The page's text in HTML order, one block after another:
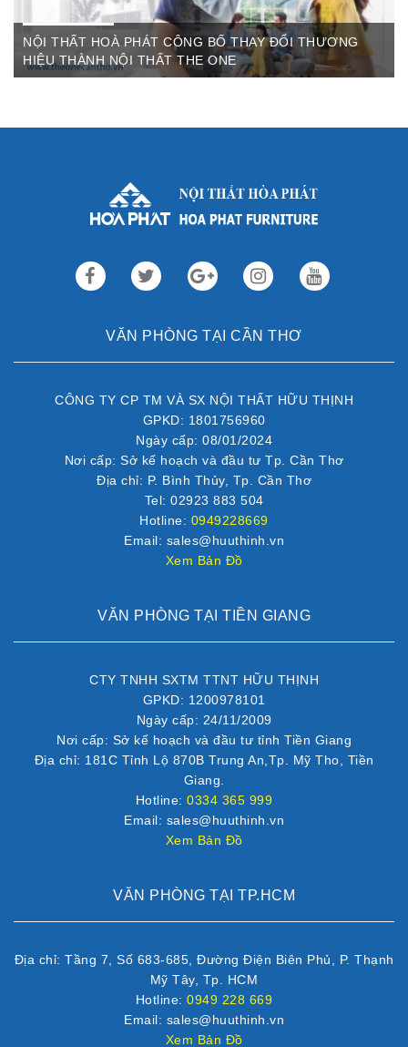
NỘI THẤT HOÀ PHÁT CÔNG BỐ THAY ĐỔI THƯƠNG
HIỆU THÀNH NỘI THẤT THE ONE
VĂN PHÒNG TẠI CẦN THƠ
CÔNG TY CP TM VÀ SX NỘI THẤT HỮU THỊNH
GPKD: 1801756960
Ngày cấp: 08/01/2024
Nơi cấp: Sở kế hoạch và đầu tư Tp. Cần Thơ
Địa chỉ: P. Bình Thủy, Tp. Cần Thơ
Tel: 02923 883 504
Hotline: 0949228669
Email: sales@huuthinh.vn
Xem Bản Đồ
VĂN PHÒNG TẠI TIỀN GIANG
CTY TNHH SXTM TTNT HỮU THỊNH
GPKD: 1200978101
Ngày cấp: 24/11/2009
Nơi cấp: Sở kế hoạch và đầu tư tỉnh Tiền Giang
Địa chỉ: 181C Tỉnh Lộ 870B Trung An,Tp. Mỹ Tho, Tiền
Giang.
Hotline:0334 365 999
Email: sales@huuthinh.vn
Xem Bản Đồ
VĂN PHÒNG TẠI TP.HCM
Địa chỉ: Tầng 7, Số 683-685, Đường Điện Biên Phủ, P. Thạnh
Mỹ Tây, Tp. HCM
Hotline:0949 228 669
Email: sales@huuthinh.vn
Xem Bản Đồ